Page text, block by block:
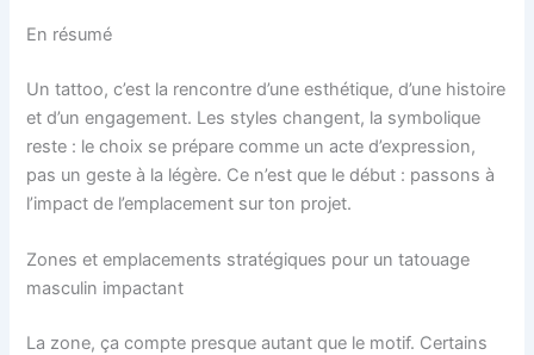
En résumé
Un tattoo, c’est la rencontre d’une esthétique, d’une histoire
et d’un engagement. Les styles changent, la symbolique
reste : le choix se prépare comme un acte d’expression,
pas un geste à la légère. Ce n’est que le début : passons à
l’impact de l’emplacement sur ton projet.
Zones et emplacements stratégiques pour un tatouage
masculin impactant
La zone, ça compte presque autant que le motif. Certains